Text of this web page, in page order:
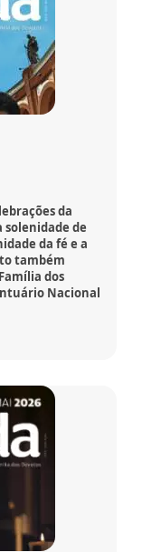
da
solenidade de
da fé e a
também
dos
Nacional